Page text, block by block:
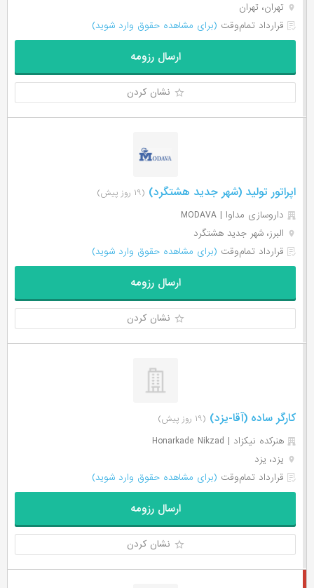
تهران، تهران
قرارداد تمام‌وقت (برای مشاهده حقوق وارد شوید)
ارسال رزومه
نشان کردن
اپراتور تولید (شهر جدید هشتگرد) (۱۹ روز پیش)
داروسازی مداوا | MODAVA
البرز، شهر جدید هشتگرد
قرارداد تمام‌وقت (برای مشاهده حقوق وارد شوید)
ارسال رزومه
نشان کردن
کارگر ساده (آقا-یزد) (۱۹ روز پیش)
هنرکده نیکزاد | Honarkade Nikzad
یزد، یزد
قرارداد تمام‌وقت (برای مشاهده حقوق وارد شوید)
ارسال رزومه
نشان کردن